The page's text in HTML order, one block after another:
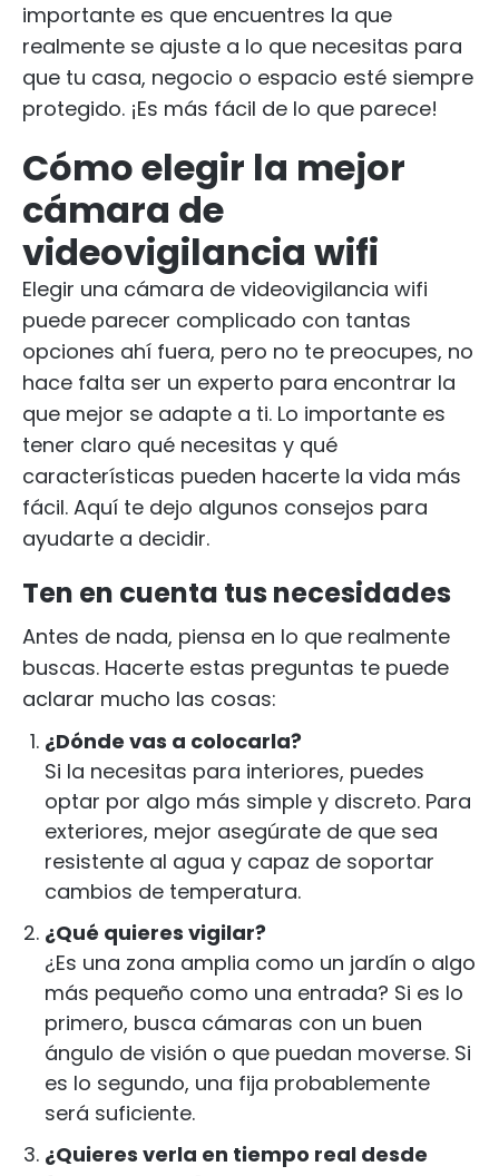
importante es que encuentres la que
realmente se ajuste a lo que necesitas para
que tu casa, negocio o espacio esté siempre
protegido. ¡Es más fácil de lo que parece!
Cómo elegir la mejor
cámara de
videovigilancia wifi
Elegir una cámara de videovigilancia wifi
puede parecer complicado con tantas
opciones ahí fuera, pero no te preocupes, no
hace falta ser un experto para encontrar la
que mejor se adapte a ti. Lo importante es
tener claro qué necesitas y qué
características pueden hacerte la vida más
fácil. Aquí te dejo algunos consejos para
ayudarte a decidir.
Ten en cuenta tus necesidades
Antes de nada, piensa en lo que realmente
buscas. Hacerte estas preguntas te puede
aclarar mucho las cosas:
¿Dónde vas a colocarla?
Si la necesitas para interiores, puedes
optar por algo más simple y discreto. Para
exteriores, mejor asegúrate de que sea
resistente al agua y capaz de soportar
cambios de temperatura.
¿Qué quieres vigilar?
¿Es una zona amplia como un jardín o algo
más pequeño como una entrada? Si es lo
primero, busca cámaras con un buen
ángulo de visión o que puedan moverse. Si
es lo segundo, una fija probablemente
será suficiente.
¿Quieres verla en tiempo real desde